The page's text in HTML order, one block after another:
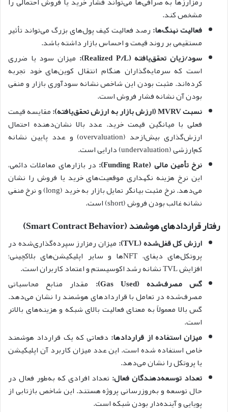
مشخص کند.
فعالیت نهنگ‌ها: رصد فعالیت کیف پول‌های بزرگ می‌تواند تأثیر
مستقیمی بر روند قیمت و احساس بازار داشته باشد.
سود/زیان تحقق‌یافته (Realized P/L):
میزان سود یا ضرری
است که سرمایه‌گذاران هنگام انتقال کوین‌های خود تجربه
کرده‌اند. مثبت بودن این شاخص نشانه سودآوری بازار و منفی
بودن آن نشانه فشار فروش است.
نسبت MVRV (ارزش بازار به ارزش تحقق‌یافته):
مقایسه قیمت
فعلی با میانگین قیمت خرید. عدد بالا نشان‌دهنده احتمال
ارزش‌گذاری بیش‌ازحد (overvaluation) و عدد پایین نشانه
کم‌ارزشی (undervaluation) دارایی است.
نرخ تأمین مالی (Funding Rate):
در بازارهای معاملات دائمی،
این نرخ هزینه نگهداری موقعیت‌های خرید یا فروش را نشان
می‌دهد. نرخ مثبت بیانگر تمایل بازار به خرید (long) و نرخ منفی
نشانه غالب بودن فروش (short) است.
رفتار قراردادهای هوشمند (Smart Contract Behavior)
ارزش کل قفل‌شده (TVL):
میزان رمزارز سپرده‌گذاری‌شده در
پروتکل‌های دیفای، NFTها و سایر اپلیکیشن‌های بلاکچینی؛
افزایش TVL نشانه رشد اکوسیستم و اعتماد کاربران است.
گس مصرف‌شده (Gas Used):
مقدار منابع محاسباتی
مصرف‌شده در تعامل با قراردادهای هوشمند را نشان می‌دهد.
گس بالا معمولاً به معنای فعالیت بالای شبکه و هزینه‌های بالاتر
است.
میزان استفاده از قراردادها: دفعاتی که یک قرارداد هوشمند
خاص استفاده شده است. این عدد میزان کاربرد آن اپلیکیشن
یا پروتکل را نشان می‌دهد.
تعداد توسعه‌دهندگان فعال: تعداد افرادی که به‌طور فعال در
حال توسعه و به‌روزرسانی پروژه هستند. این شاخص بازتابی از
پویایی و آینده‌دار بودن شبکه است.